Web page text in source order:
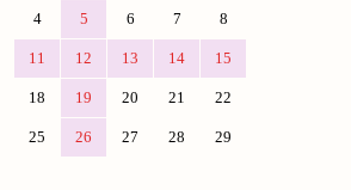
4 5 6 7 8
11 12 13 14 15
18 19 20 21 22
25 26 27 28 29